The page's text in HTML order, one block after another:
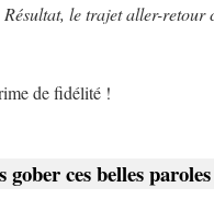
le trajet aller-retour
de fidélité !
ces belles